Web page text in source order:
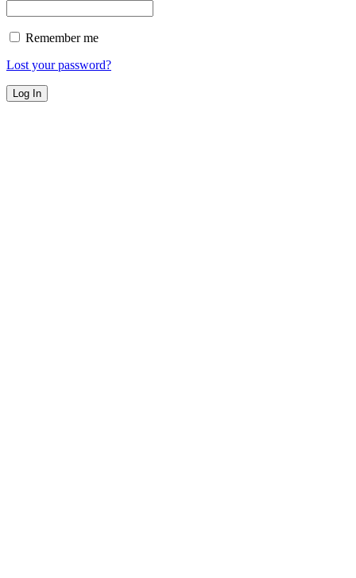
Remember me
Lost your password?